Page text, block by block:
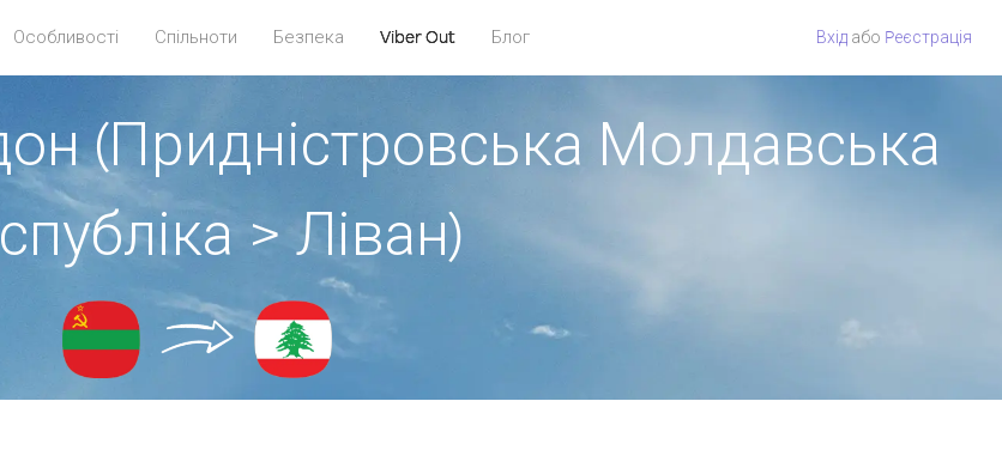
Особливості Спільноти Безпека Viber Out Блог Вхід або Pеєстрація
(Придністровська Молдавська
> Ліван)